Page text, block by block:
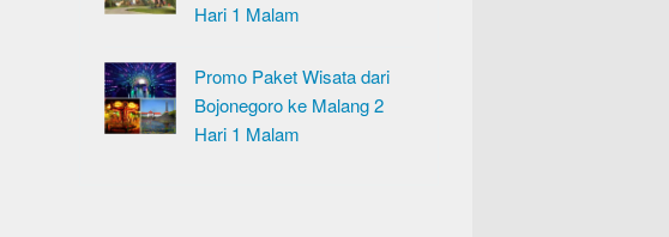
Hari 1 Malam
Promo Paket Wisata dari
Bojonegoro ke Malang 2
Hari 1 Malam